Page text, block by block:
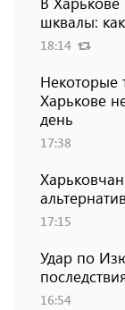
шквалы:
18:14
Некоторые
Харькове
день
17:38
17:15
Удар по
16:54